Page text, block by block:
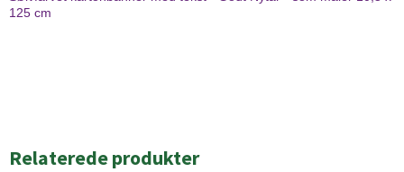
125 cm
Relaterede produkter